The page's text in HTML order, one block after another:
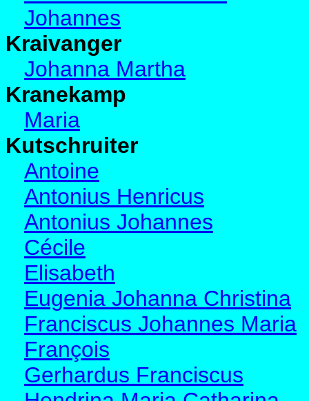
Johannes
Kraivanger
Johanna Martha
Kranekamp
Maria
Kutschruiter
Antoine
Antonius Henricus
Antonius Johannes
Cécile
Elisabeth
Eugenia Johanna Christina
Franciscus Johannes Maria
François
Gerhardus Franciscus